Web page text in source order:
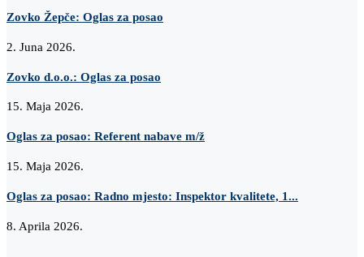
Zovko Žepče: Oglas za posao
2. Juna 2026.
Zovko d.o.o.: Oglas za posao
15. Maja 2026.
Oglas za posao: Referent nabave m/ž
15. Maja 2026.
Oglas za posao: Radno mjesto: Inspektor kvalitete, 1...
8. Aprila 2026.